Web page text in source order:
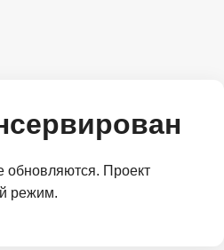
Проект
режим.